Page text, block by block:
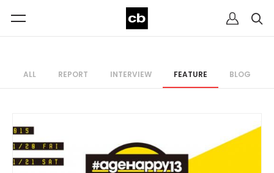
ALL REPORT INTERVIEW FEATURE BLOG